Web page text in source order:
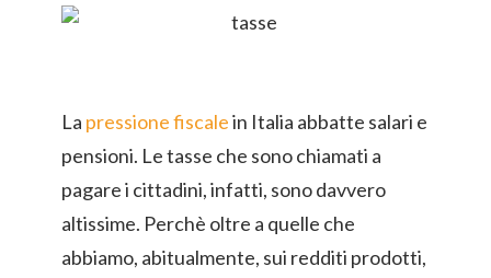
La pressione fiscalein Italia abbatte salari e
pensioni. Le tasse che sono chiamati a
pagare i cittadini, infatti, sono davvero
altissime. Perchè oltre a quelle che
abbiamo, abitualmente, sui redditi prodotti,